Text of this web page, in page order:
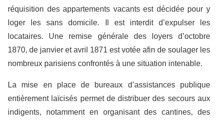
réquisition des appartements vacants est décidée pour y
loger les sans domicile. Il est interdit d’expulser les
locataires. Une remise générale des loyers d’octobre
1870, de janvier et avril 1871 est votée afin de soulager les
nombreux parisiens confrontés à une situation intenable.
La mise en place de bureaux d’assistances publique
entièrement laïcisés permet de distribuer des secours aux
indigents, notamment en organisant des cantines, des